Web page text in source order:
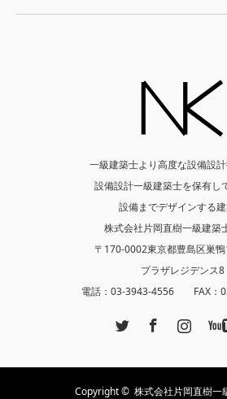
一級建築士より高度な設備設
設備設計一級建築士を保有し
設備までデザインする
株式会社片岡直樹一級建築
〒170-0002東京都豊島区巣
プラザレジデンス8
電話：03-3943-4556 FAX：
Copyright © 株式会社片岡直樹一